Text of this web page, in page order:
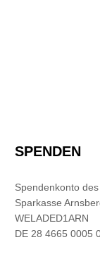
SPENDEN
Spendenkonto
Sparkasse
WELADED1ARN
DE 28 4665 0005